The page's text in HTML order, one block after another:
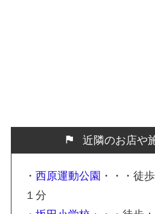
近隣のお店や
・西原運動公園 ・・・徒
１分